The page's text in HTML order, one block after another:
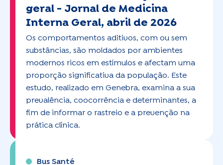
geral - Jornal de Medicina
Interna Geral, abril de 2026
Os comportamentos aditivos, com ou sem
substâncias, são moldados por ambientes
modernos ricos em estímulos e afectam uma
proporção significativa da população. Este
estudo, realizado em Genebra, examina a sua
prevalência, coocorrência e determinantes, a
fim de informar o rastreio e a prevenção na
prática clínica.
Bus Santé